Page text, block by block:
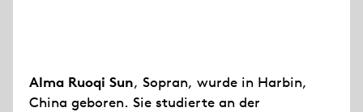
Alma Ruoqi Sun, Sopran, wurde in Harbin,
China geboren. Sie studierte an der